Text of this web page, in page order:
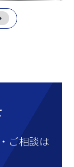
ご相談は